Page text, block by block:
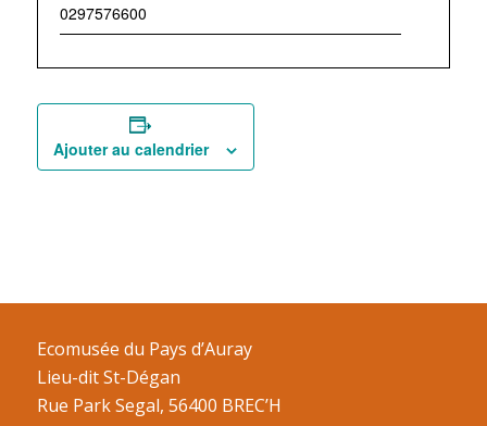
0297576600
Ajouter au calendrier
Ecomusée du Pays d’Auray
Lieu-dit St-Dégan
Rue Park Segal, 56400 BREC’H